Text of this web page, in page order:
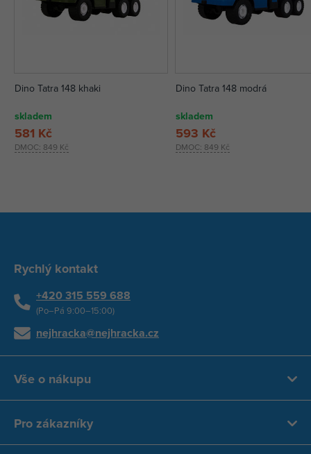
Dino Tatra 148 khaki
skladem
DMOC: 849 Kč
581 Kč
Dino Tatra 148 modrá
skladem
DMOC: 849 Kč
593 Kč
Rychlý kontakt
+420 315 559 688
(Po–Pá 9:00–15:00)
nejhracka@nejhracka.cz
Vše o nákupu
Pro zákazníky